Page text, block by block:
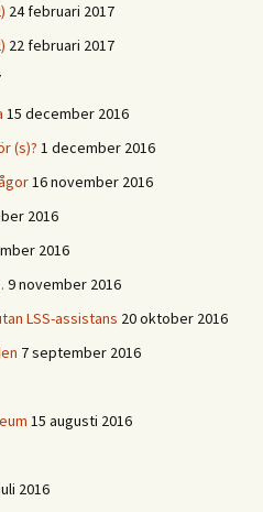
24 februari 2017
22 februari 2017
15 december 2016
(s)? 1 december 2016
16 november 2016
2016
2016
9 november 2016
LSS-assistans 20 oktober 2016
7 september 2016
15 augusti 2016
2016